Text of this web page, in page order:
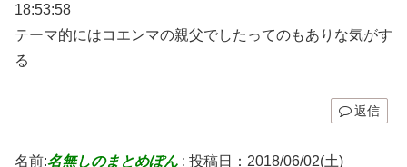
18:53:58
テーマ的にはコエンマの親父でしたってのもありな気がす
る
返信
名前:名無しのまとめぽん : 投稿日：2018/06/02(土)